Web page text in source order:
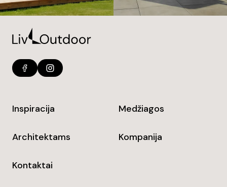
Inspiracija Medžiagos
Architektams Kompanija
Kontaktai